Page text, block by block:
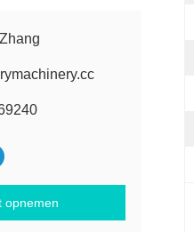
opnemen